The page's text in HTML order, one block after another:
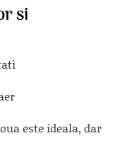
si
este ideala, dar